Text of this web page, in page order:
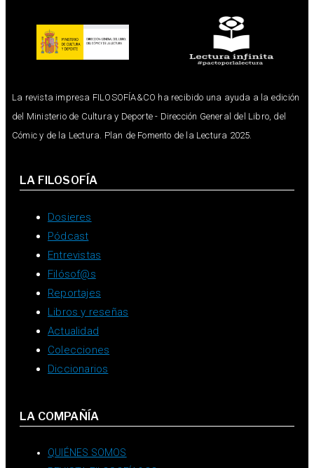
La revista impresa FILOSOFÍA&CO ha recibido una ayuda a la edición
del Ministerio de Cultura y Deporte - Dirección General del Libro, del
Cómic y de la Lectura. Plan de Fomento de la Lectura 2025.
LA FILOSOFÍA
Dosieres
Pódcast
Entrevistas
Filósof@s
Reportajes
Libros y reseñas
Actualidad
Colecciones
Diccionarios
LA COMPAÑÍA
QUIÉNES SOMOS